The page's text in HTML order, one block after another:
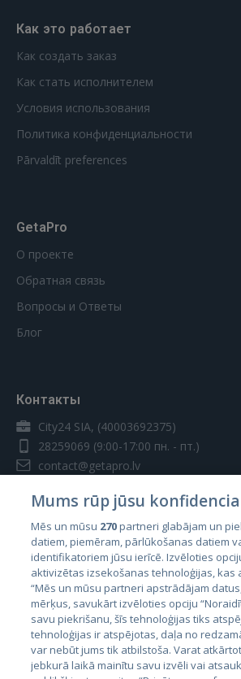
Как это работает
Как создать заказ
Как стать исполнителем
Условия использования
Политика конфиденциальности
Pārvaldīt preferences
GetaPro
О проекте
Обратная связь
Вопросы и Ответы
Блог
Контакты
City24 SIA, (40003692375)
28259069 (9:00-17:00 пн. - пт.)
contact@getapro.lv
Страны
Эстония
Латвия
Литва
Mums rūp jūsu
Mēs un mūsu 270partneri glabājam un
datiem, piemēram, pārlūkošanas datiem
identifikatoriem jūsu ierīcē. Izvēloties
aktivizētas izsekošanas tehnoloģijas, kas
“Mēs un mūsu partneri apstrādājam
mērķus, savukārt izvēloties opciju
savu piekrišanu, šīs tehnoloģijas tiks
tehnoloģijas ir atspējotas, daļa no
var nebūt jums tik atbilstoša. Varat
jebkurā laikā mainītu savu izvēli vai